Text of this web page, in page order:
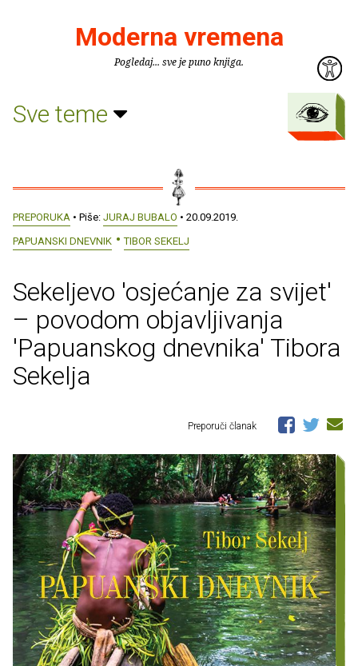
Moderna vremena
Pogledaj... sve je puno knjiga.
Sve teme
PREPORUKA • Piše: JURAJ BUBALO • 20.09.2019.
PAPUANSKI DNEVNIK
TIBOR SEKELJ
Sekeljevo 'osjećanje za svijet'
– povodom objavljivanja
'Papuanskog dnevnika' Tibora
Sekelja
Preporuči članak